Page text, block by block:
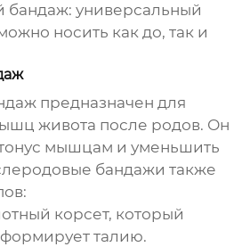
бандаж: универсальный
носить как до, так и
предназначен для
живота после родов. Он
мышцам и уменьшить
бандажи также
корсет, который
формирует талию.